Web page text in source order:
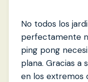
No todos los
perfectamente
ping pong
plana. Gracias a
en los extremos